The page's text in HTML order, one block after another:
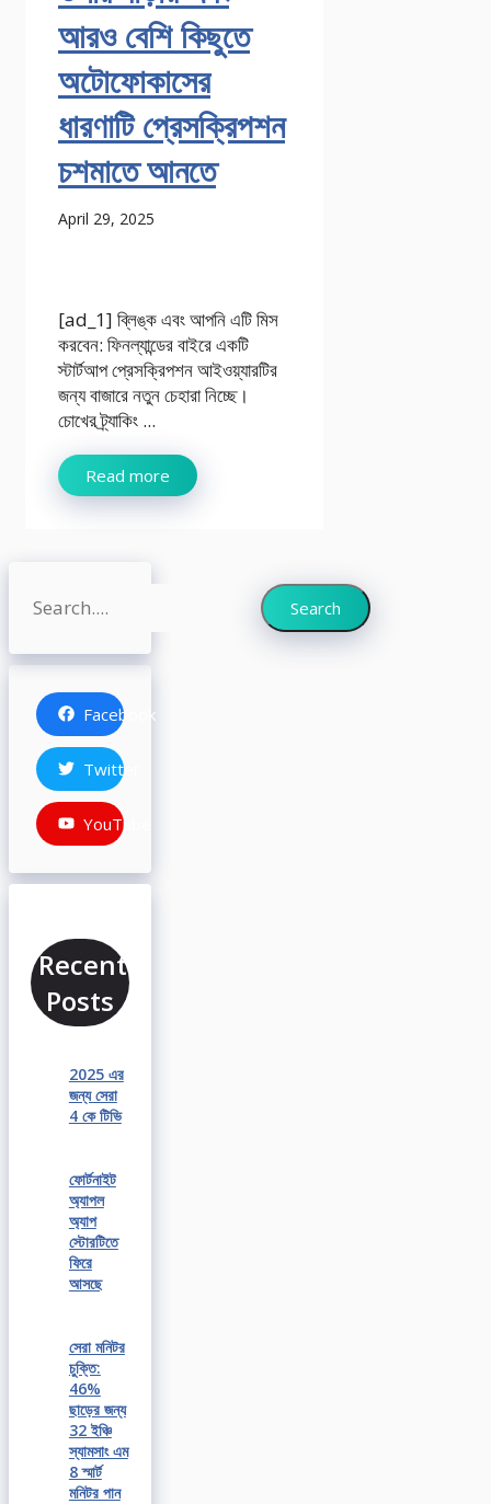
আরও বেশি কিছুতে
অটোফোকাসের
ধারণাটি প্রেসক্রিপশন
চশমাতে আনতে
April 29, 2025
[ad_1] ব্লিঙ্ক এবং আপনি এটি মিস
করবেন: ফিনল্যান্ডের বাইরে একটি
স্টার্টআপ প্রেসক্রিপশন আইওয়্যারটির
জন্য বাজারে নতুন চেহারা নিচ্ছে।
চোখের ট্র্যাকিং ...
Read more
Search Search
Facebook
Twitter
YouTube
Recent
Posts
2025 এর
জন্য সেরা
4 কে টিভি
ফোর্টনাইট
অ্যাপল
অ্যাপ
স্টোরটিতে
ফিরে
আসছে
সেরা মনিটর
চুক্তি:
46%
ছাড়ের জন্য
32 ইঞ্চি
স্যামসাং এম
8 স্মার্ট
মনিটর পান